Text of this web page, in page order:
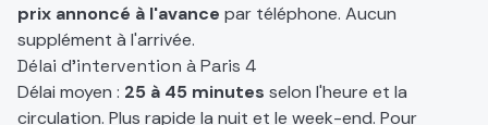
prix annoncé à l'avance par téléphone. Aucun
supplément à l'arrivée.
Délai d'intervention àParis 4
Délai moyen : 25 à 45 minutes selon l'heure et la
circulation. Plus rapide la nuit et le week-end. Pour